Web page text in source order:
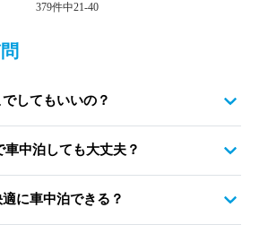
379件中21-40
してもいいの？
車中泊しても大丈夫？
に車中泊できる？